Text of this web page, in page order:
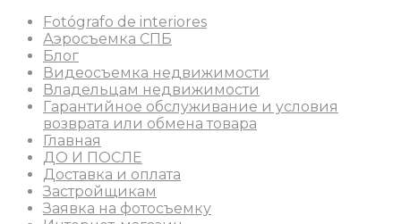
Fotógrafo de interiores
Аэросъемка СПБ
Блог
Видеосъемка недвижимости
Владельцам недвижимости
Гарантийное обслуживание и условия
возврата или обмена товара
Главная
ДО И ПОСЛЕ
Доставка и оплата
Застройщикам
Заявка на фотосъемку